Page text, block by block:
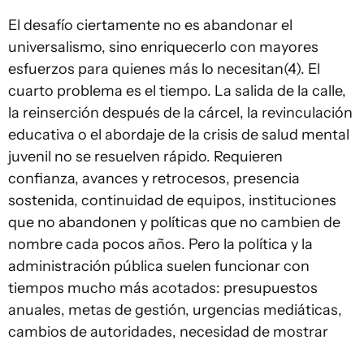
El desafío ciertamente no es abandonar el
universalismo, sino enriquecerlo con mayores
esfuerzos para quienes más lo necesitan(4). El
cuarto problema es el tiempo. La salida de la calle,
la reinserción después de la cárcel, la revinculación
educativa o el abordaje de la crisis de salud mental
juvenil no se resuelven rápido. Requieren
confianza, avances y retrocesos, presencia
sostenida, continuidad de equipos, instituciones
que no abandonen y políticas que no cambien de
nombre cada pocos años. Pero la política y la
administración pública suelen funcionar con
tiempos mucho más acotados: presupuestos
anuales, metas de gestión, urgencias mediáticas,
cambios de autoridades, necesidad de mostrar